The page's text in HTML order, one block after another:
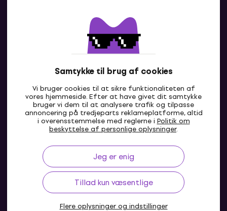
Samtykke til brug af cookies
Vi bruger cookies til at sikre funktionaliteten af
vores hjemmeside. Efter at have givet dit samtykke
bruger vi dem til at analysere trafik og tilpasse
annoncering på tredjeparts reklameplatforme, altid
i overensstemmelse med reglerne i Politik om
beskyttelse af personlige oplysninger.
Jeg er enig
Tillad kun væsentlige
Flere oplysninger og indstillinger
Kontakt os
DK